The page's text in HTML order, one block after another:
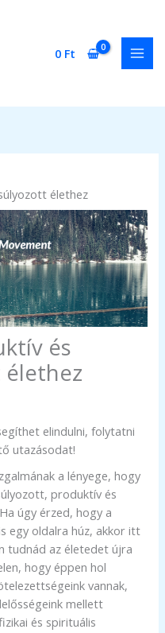
0 Ft
élethez
és
elindulni, folytatni
utazásodat!
a lényege, hogy
produktív és
úgy érzed, hogy a
egy oldalra húz, akkor itt
tudnád az életedet újra
hogy éppen hol
vannak,
mellett
és spirituális